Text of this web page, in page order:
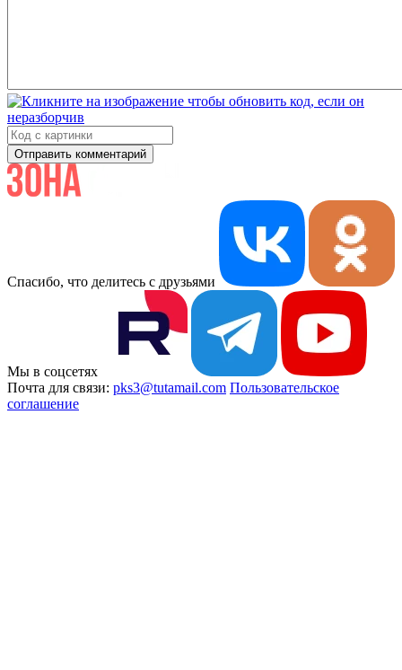
Отправить комментарий
Спасибо, что делитесь с друзьями
Мы в соцсетях
Почта для связи: pks3@tutamail.com Пользовательское
соглашение